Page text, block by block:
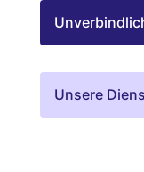
Unsere